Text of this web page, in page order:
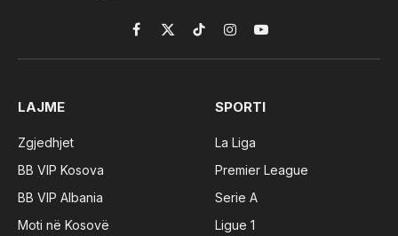
Facebook
X
(Twitter)
TikTokInstagramYouTube
LAJME
Zgjedhjet
BB VIP Kosova
BB VIP Albania
Moti në Kosovë
SPORTI
La Liga
Premier League
Serie A
Ligue 1